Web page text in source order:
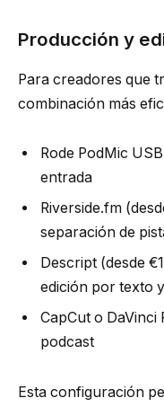
Producción y
Para creadores que
combinación más
Rode PodMic
entrada
Riverside.fm
separación de
Descript (desde
edición por texto
CapCut o DaVinci
podcast
Esta configuración